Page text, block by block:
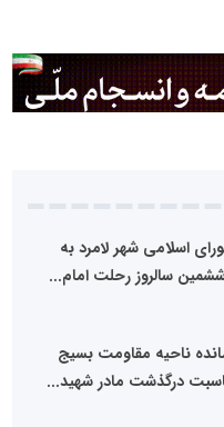
اسلامی شهر لامرد به
سالروز رحلت امام...
ناحیه مقاومت بسیج
درگذشت مادر شهید...